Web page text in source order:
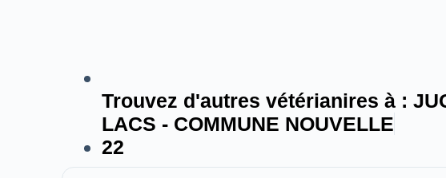
Trouvez d'autres vétérianires à :
LACS - COMMUNE NOUVELLE
22